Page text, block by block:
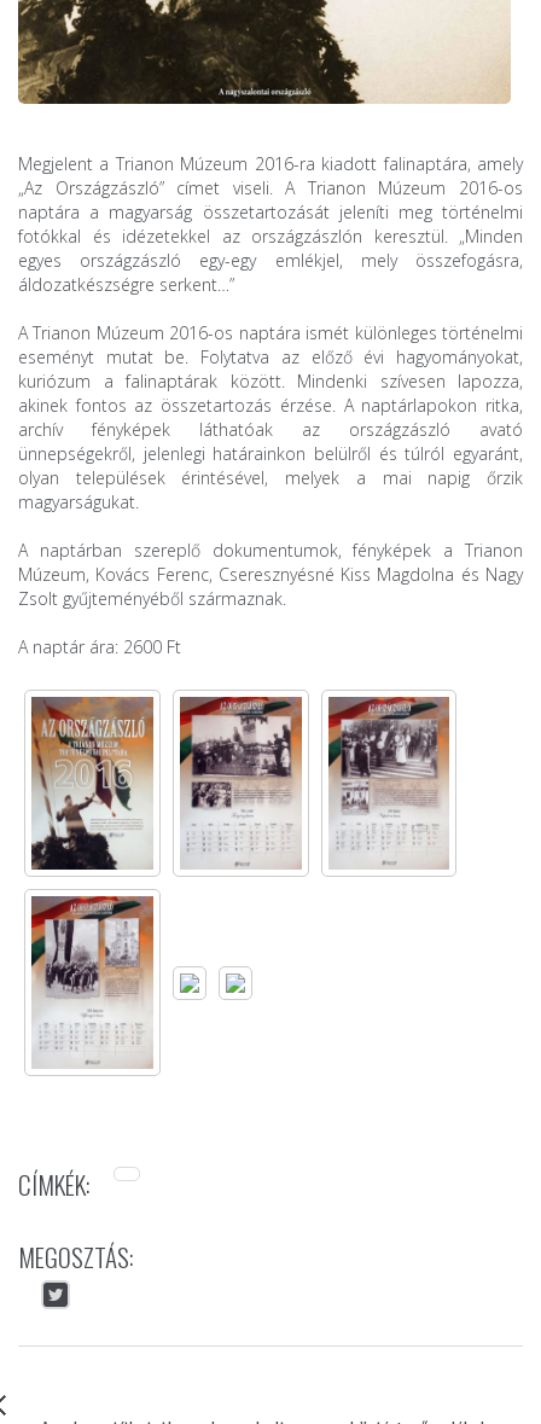
Megjelent a Trianon Múzeum 2016-ra kiadott falinaptára, amely
„Az Országzászló” címet viseli. A Trianon Múzeum 2016-os
naptára a magyarság összetartozását jeleníti meg történelmi
fotókkal és idézetekkel az országzászlón keresztül. „Minden
egyes országzászló egy-egy emlékjel, mely összefogásra,
áldozatkészségre serkent…”
A Trianon Múzeum 2016-os naptára ismét különleges történelmi
eseményt mutat be. Folytatva az előző évi hagyományokat,
kuriózum a falinaptárak között. Mindenki szívesen lapozza,
akinek fontos az összetartozás érzése. A naptárlapokon ritka,
archív fényképek láthatóak az országzászló avató
ünnepségekről, jelenlegi határainkon belülről és túlról egyaránt,
olyan települések érintésével, melyek a mai napig őrzik
magyarságukat.
A naptárban szereplő dokumentumok, fényképek a Trianon
Múzeum, Kovács Ferenc, Cseresznyésné Kiss Magdolna és Nagy
Zsolt gyűjteményéből származnak.
A naptár ára: 2600 Ft
CÍMKÉK:
MEGOSZTÁS: